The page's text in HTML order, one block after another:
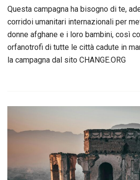
Questa campagna ha bisogno di te,
corridoi umanitari internazionali per
donne afghane e i loro bambini, così
orfanotrofi di tutte le città cadute in
la campagna dal sito CHANGE.ORG